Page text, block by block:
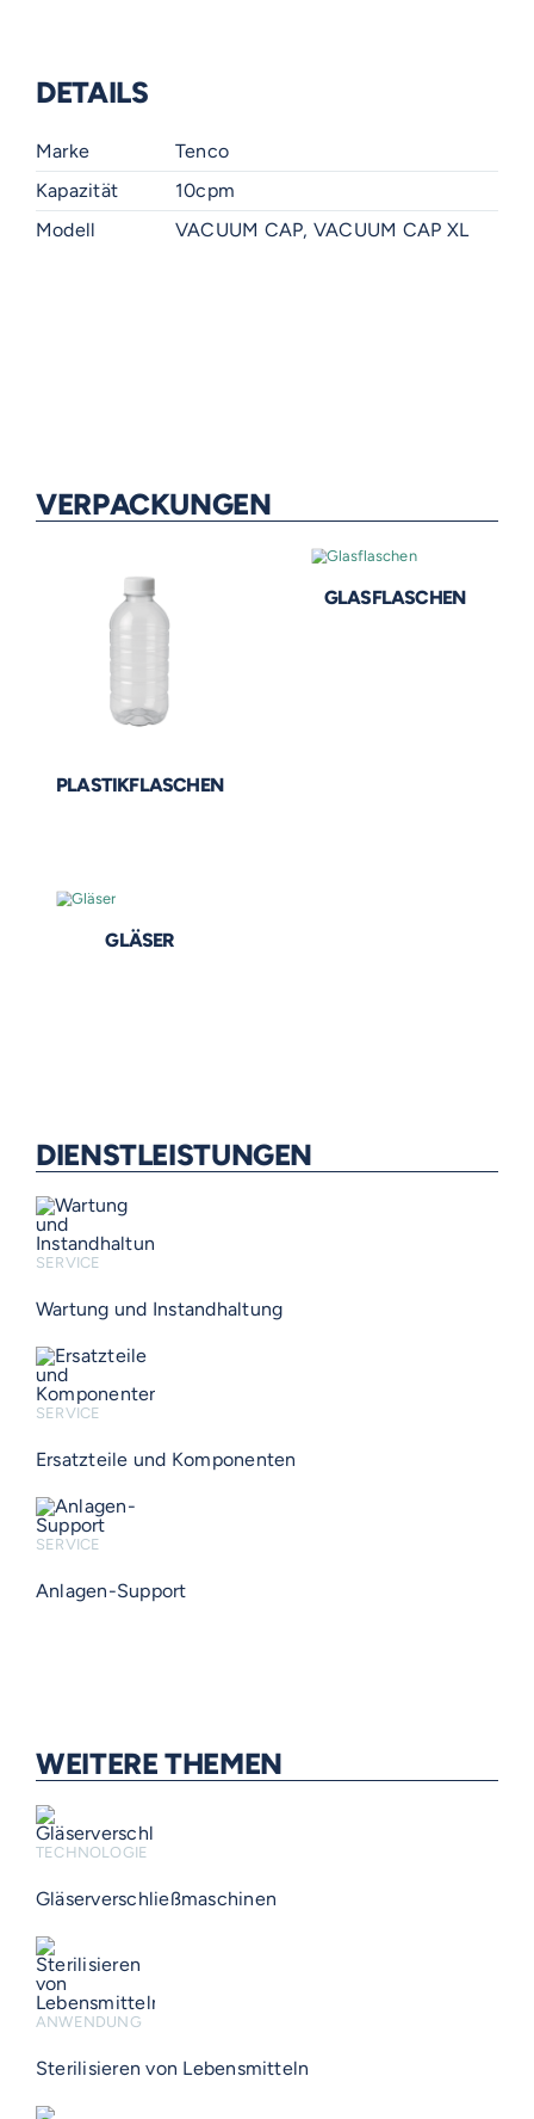
DETAILS
Marke
Tenco
Kapazität
10cpm
Modell
VACUUM CAP, VACUUM CAP XL
VERPACKUNGEN
PLASTIKFLASCHEN
GLASFLASCHEN
GLÄSER
DIENSTLEISTUNGEN
SERVICE
Wartung und Instandhaltung
SERVICE
Ersatzteile und Komponenten
SERVICE
Anlagen-Support
WEITERE THEMEN
TECHNOLOGIE
Gläserverschließmaschinen
ANWENDUNG
Sterilisieren von Lebensmitteln